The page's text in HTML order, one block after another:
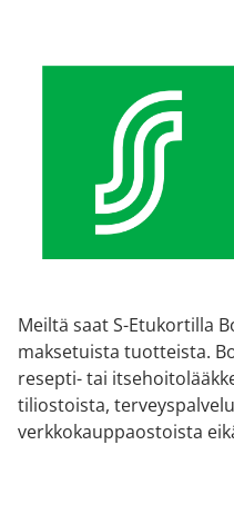
Meiltä saat S-Etukortilla
maksetuista tuotteista.
resepti- tai
tiliostoista,
verkkokauppaostoista